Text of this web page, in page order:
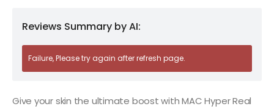
Reviews Summary by AI:
Failure, Please try again after refresh page.
Give your skin the ultimate boost with MAC Hyper Real